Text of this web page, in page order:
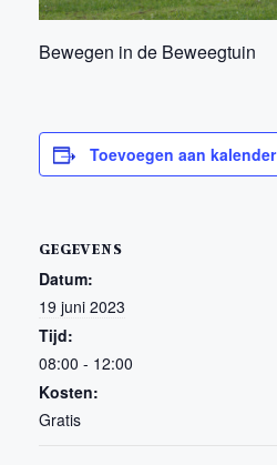
Bewegen in de Beweegtuin
Toevoegen aan kalender
GEGEVENS
Datum:
19 juni 2023
Tijd:
08:00 - 12:00
Kosten:
Gratis